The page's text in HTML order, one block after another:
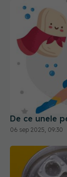
De ce unele
06 sep 2025, 09:30